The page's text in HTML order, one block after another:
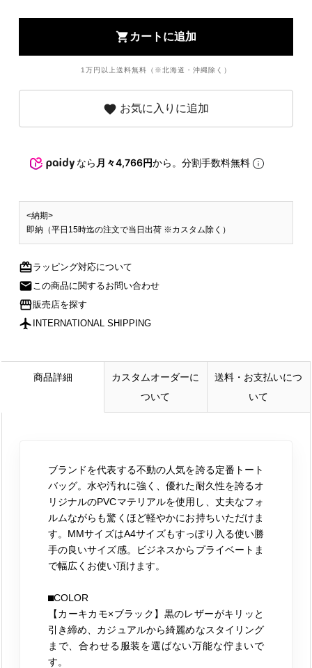
shopping_cart カートに追加
1万円以上送料無料（※北海道・沖縄除く）
favorite お気に入りに追加
なら 月々4,766円から。分割手数料無料
<納期>
即納（平日15時迄の注文で当日出荷 ※カスタム除く）
redeemラッピング対応について
mail この商品に関するお問い合わせ
storefront販売店を探す
flight INTERNATIONAL SHIPPING
商品詳細
カスタムオーダーに
ついて
送料・お支払いにつ
いて
ブランドを代表する不動の人気を誇る定番トート
バッグ。水や汚れに強く、優れた耐久性を誇るオ
リジナルのPVCマテリアルを使用し、丈夫なフォ
ルムながらも驚くほど軽やかにお持ちいただけま
す。MMサイズはA4サイズもすっぽり入る使い勝
手の良いサイズ感。ビジネスからプライベートま
で幅広くお使い頂けます。
⬛︎COLOR
【カーキカモ×ブラック】黒のレザーがキリッと
引き締め、カジュアルから綺麗めなスタイリング
まで、合わせる服装を選ばない万能な佇まいで
す。